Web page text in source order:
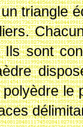
triangle
sont